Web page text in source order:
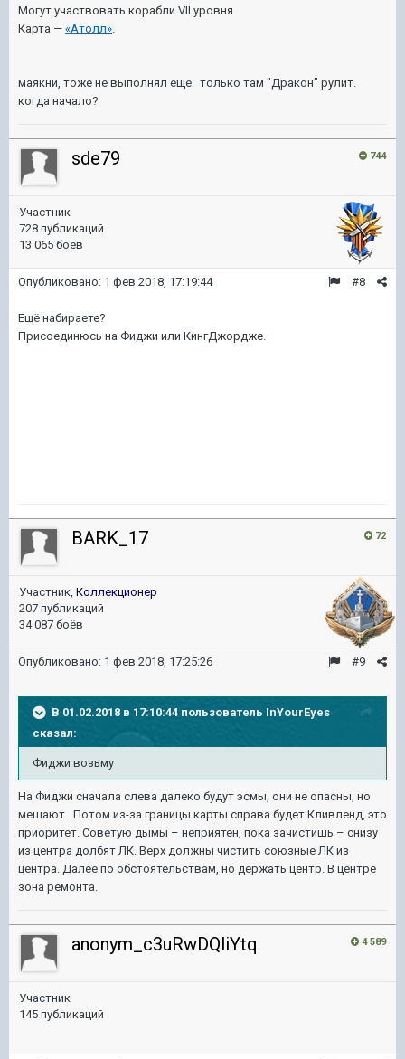
Могут участвовать корабли VII уровня.
Карта — «Атолл»
маякни, тоже не выполнял еще. только там "Дракон" рулит.
когда начало?
744
sde79
Участник
728 публикаций
13 065 боёв
#8
Опубликовано: 1 фев 2018, 17:19:44
Ещё набираете?
Присоединюсь на Фиджи или КингДжордже.
72
BARK_17
Участник, Коллекционер
207 публикаций
34 087 боёв
#9
Опубликовано: 1 фев 2018, 17:25:26
В 01.02.2018 в 17:10:44 пользователь InYourEyes
сказал:
Фиджи возьму
На Фиджи сначала слева далеко будут эсмы, они не опасны, но
мешают. Потом из-за границы карты справа будет Кливленд, это
приоритет. Советую дымы – неприятен, пока зачистишь – снизу
из центра долбят ЛК. Верх должны чистить союзные ЛК из
центра. Далее по обстоятельствам, но держать центр. В центре
зона ремонта.
4 589
anonym_c3uRwDQliYtq
Участник
145 публикаций